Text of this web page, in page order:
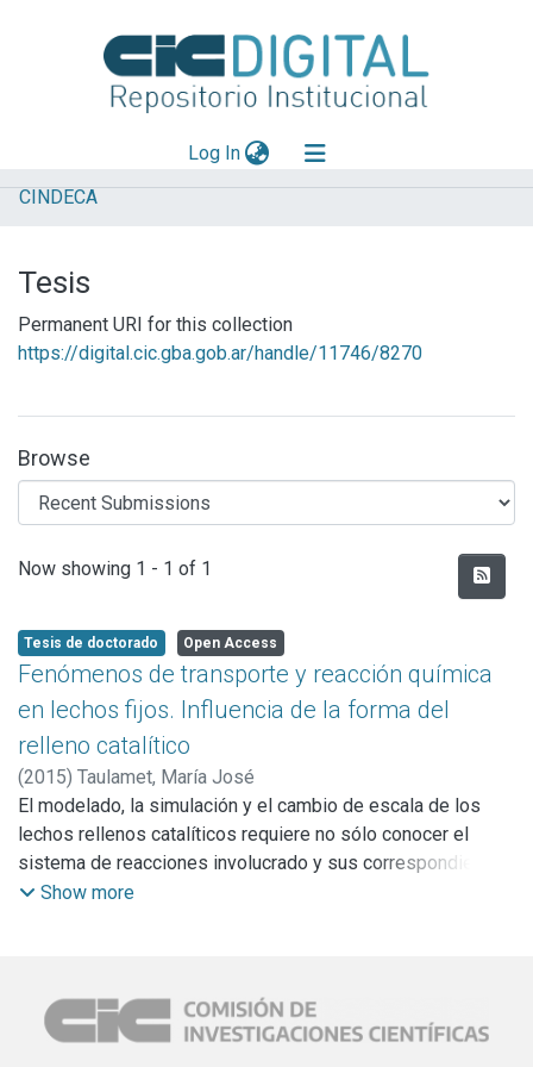
Log In(current)
Explorar
Aportar material
Statistics
CINDECA
Tesis
Permanent URI for this collection
https://digital.cic.gba.gob.ar/handle/11746/8270
Browse
Recent Submissions
Now showing 1 - 1 of 1
Tesis de doctorado Open Access
Fenómenos de transporte y reacción química
en lechos fijos. Influencia de la forma del
relleno catalítico
(2015) Taulamet, María José
El modelado, la simulación y el cambio de escala de los
lechos rellenos catalíticos requiere no sólo conocer el
sistema de reacciones involucrado y sus correspondientes
parámetros cinéticos, sino que además resulta necesario
simultanea reacción química,como a escala del lecho
relleno, donde se produce el transporte de materia y de
Show more